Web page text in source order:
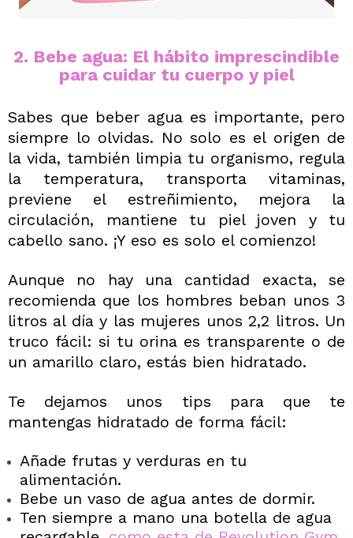
2. Bebe agua: El hábito imprescindible
para cuidar tu cuerpo y piel
Sabes que beber agua es importante, pero
siempre lo olvidas. No solo es el origen de
la vida, también limpia tu organismo, regula
la temperatura, transporta vitaminas,
previene el estreñimiento, mejora la
circulación, mantiene tu piel joven y tu
cabello sano. ¡Y eso es solo el comienzo!
Aunque no hay una cantidad exacta, se
recomienda que los hombres beban unos 3
litros al día y las mujeres unos 2,2 litros. Un
truco fácil: si tu orina es transparente o de
un amarillo claro, estás bien hidratado.
Te dejamos unos tips para que te
mantengas hidratado de forma fácil:
Añade frutas y verduras en tu
alimentación.
Bebe un vaso de agua antes de dormir.
Ten siempre a mano una botella de agua